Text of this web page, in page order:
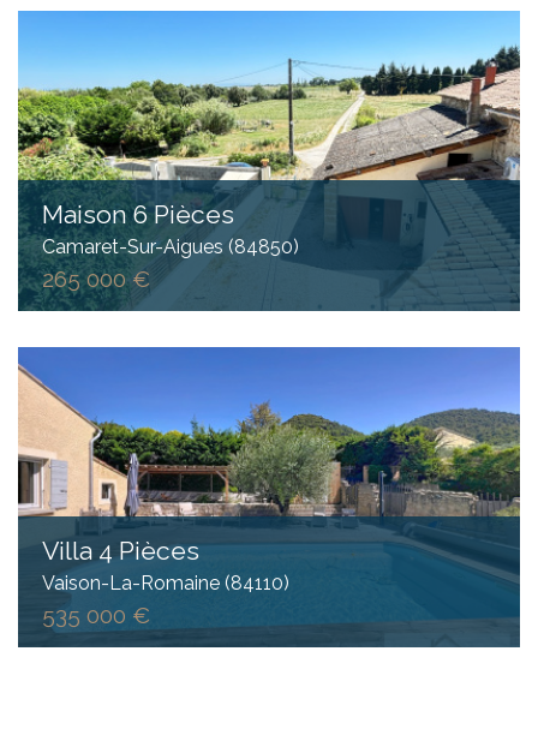
Maison 6 Pièces
Camaret-Sur-Aigues (84850)
265 000 €
Villa 4 Pièces
Vaison-La-Romaine (84110)
535 000 €